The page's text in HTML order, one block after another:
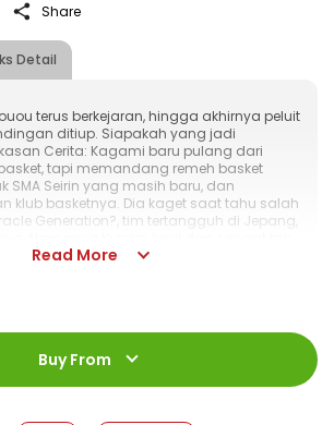
Detail
Share
terus berkejaran, hingga akhirnya peluit
ditiup. Siapakah yang jadi
Cerita: Kagami baru pulang dari
tapi memandang remeh basket
SMA Seirin yang masih baru, dan
klub basketnya. Dia kaget saat tahu salah
Generation?, tim tertangguh di Jepang,
Bersama Kuroko, dia menjajal kemampuan
Read More
:
978-602-428-076-5
192 halaman
:
11,2 x 17,6
Buy From